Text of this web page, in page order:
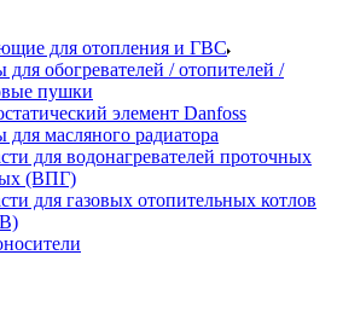
для отопления и ГВС
обогревателей / отопителей /
пушки
элемент Danfoss
масляного радиатора
для водонагревателей проточных
(ВПГ)
для газовых отопительных котлов